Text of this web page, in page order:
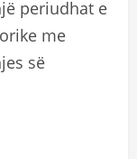
periudhat e
me
së